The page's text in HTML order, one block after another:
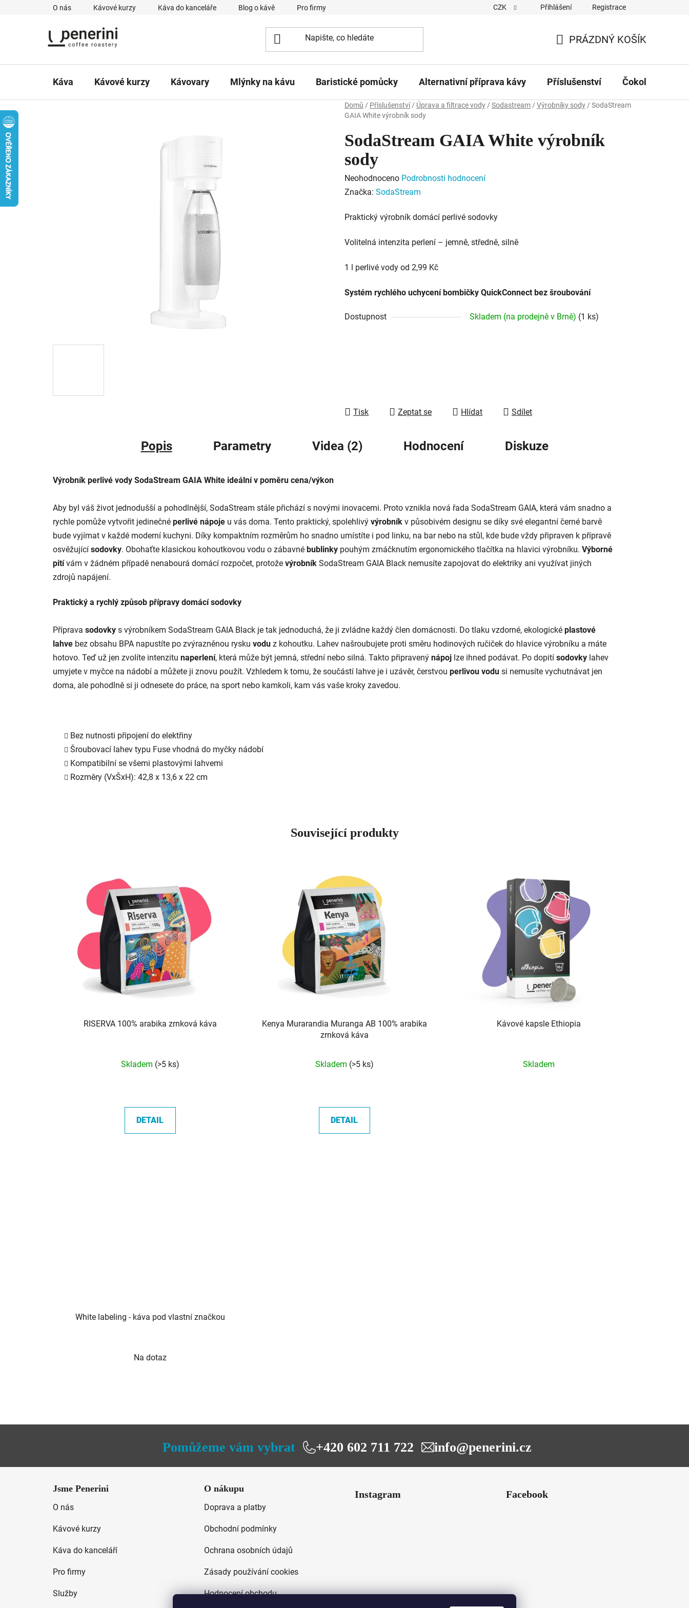
O nás Kávové kurzy Káva do kanceláře Blog o kávě Pro firmy Obchodní podmínky Kontakty Hodnocení obchodu
CZK Přihlášení Registrace
KOŠÍK
PRÁZDNÝ KOŠÍK
Káva Kávové kurzy Kávovary Mlýnky na kávu Baristické pomůcky Alternativní příprava kávy Příslušenství Čokolády
Domů / Příslušenství / Úprava a filtrace vody / Sodastream / Výrobníky sody / SodaStream
GAIA White výrobník sody
SodaStream GAIA White výrobník
sody
Průměrné
hodnocení
je
z
hvězdiček.
Neohodnoceno Podrobnosti hodnocení
Značka: SodaStream
Praktický výrobník domácí perlivé sodovky
Volitelná intenzita perlení – jemně, středně, silně
1 l perlivé vody od 2,99 Kč
Systém rychlého uchycení bombičky QuickConnect bez šroubování
Dostupnost Skladem (na prodejně v Brně) (1 ks)
Tisk Zeptat se Hlídat Sdílet
Popis Parametry Videa (2) Hodnocení Diskuze
Výrobník perlivé vody SodaStream GAIA White ideální v poměru cena/výkon
Aby byl váš život jednodušší a pohodlnější, SodaStream stále přichází s novými inovacemi. Proto vznikla nová řada SodaStream GAIA, která vám snadno a
rychle pomůže vytvořit jedinečné perlivé nápoje u vás doma. Tento praktický, spolehlivý výrobník v působivém designu se díky své elegantní černé barvě
bude vyjímat v každé moderní kuchyni. Díky kompaktním rozměrům ho snadno umístíte i pod linku, na bar nebo na stůl, kde bude vždy připraven k přípravě
osvěžující sodovky. Obohaťte klasickou kohoutkovou vodu o zábavné bublinky pouhým zmáčknutím ergonomického tlačítka na hlavici výrobníku. Výborné
pití vám v žádném případě nenabourá domácí rozpočet, protože výrobník SodaStream GAIA Black nemusíte zapojovat do elektriky ani využívat jiných
zdrojů napájení.
Praktický a rychlý způsob přípravy domácí sodovky
Příprava sodovky s výrobníkem SodaStream GAIA Black je tak jednoduchá, že ji zvládne každý člen domácnosti. Do tlaku vzdorné, ekologické plastové
lahve bez obsahu BPA napustíte po zvýrazněnou rysku vodu z kohoutku. Lahev našroubujete proti směru hodinových ručiček do hlavice výrobníku a máte
hotovo. Teď už jen zvolíte intenzitu naperlení, která může být jemná, střední nebo silná. Takto připravený nápoj lze ihned podávat. Po dopití sodovky lahev
umyjete v myčce na nádobí a můžete ji znovu použít. Vzhledem k tomu, že součástí lahve je i uzávěr, čerstvou perlivou vodu si nemusíte vychutnávat jen
doma, ale pohodlně si ji odnesete do práce, na sport nebo kamkoli, kam vás vaše kroky zavedou.
Bez nutnosti připojení do elektřiny
Šroubovací lahev typu Fuse vhodná do myčky nádobí
Kompatibilní se všemi plastovými lahvemi
Rozměry (VxŠxH): 42,8 x 13,6 x 22 cm
Související produkty
RISERVA 100% arabika zrnková káva
hodnocení
z
Skladem (>5 ks)
DETAIL
Kenya Murarandia Muranga AB 100% arabika
zrnková káva
hodnocení
z
Skladem (>5 ks)
DETAIL
Kávové kapsle Ethiopia
hodnocení
Skladem
White labeling - káva pod vlastní značkou
hodnocení
hvězdiček.
Na dotaz
Pomůžeme vám vybrat +420 602 711 722 info@penerini.cz
Jsme Penerini
O nás
Kávové kurzy
Káva do kanceláří
Pro firmy
Služby
O nákupu
Doprava a platby
Obchodní podmínky
Ochrana osobních údajů
Zásady používání cookies
Hodnocení obchodu
Instagram Facebook